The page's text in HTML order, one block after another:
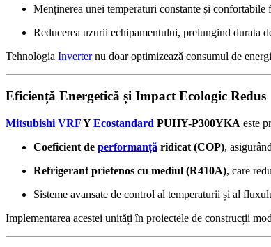
Menținerea unei temperaturi constante și confortabile
Reducerea uzurii echipamentului, prelungind durata
Tehnologia Inverternu doar optimizează consumul de
Eficiență Energetică și Impact Ecologic Redus
Mitsubishi VRFYEcostandard PUHY-P300YKA este
Coeficient de performanță ridicat (COP),
Refrigerant prietenos cu mediul (R410A), care
Sisteme avansate de control al temperaturii și al
Implementarea acestei unități în proiectele de construcții